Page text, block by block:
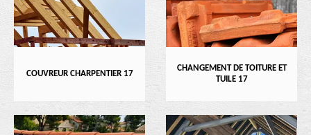
COUVREUR CHARPENTIER 17
CHANGEMENT DE TOITURE ET
TUILE 17